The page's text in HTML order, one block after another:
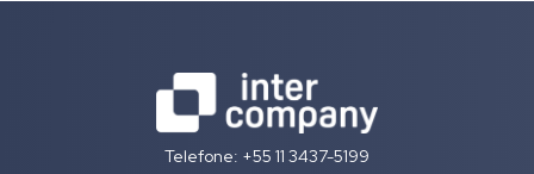
Telefone: +55 11 3437-5199